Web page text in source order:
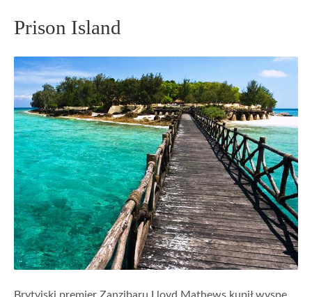
Prison Island
Brytyjski premier Zanzibaru Lloyd Mathews kupił wyspę